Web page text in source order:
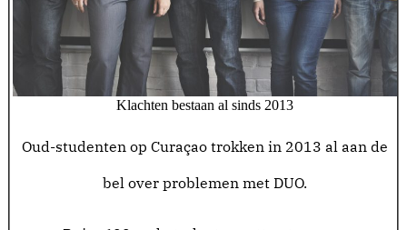
Klachten bestaan al sinds 2013
Oud-studenten op Curaçao trokken in 2013 al aan de
bel over problemen met DUO.